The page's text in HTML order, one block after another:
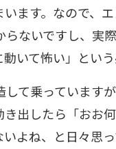
ます。なので、
ないですし、実
いて怖い」とい
て乗っています
出したら「おお
よね、と日々思